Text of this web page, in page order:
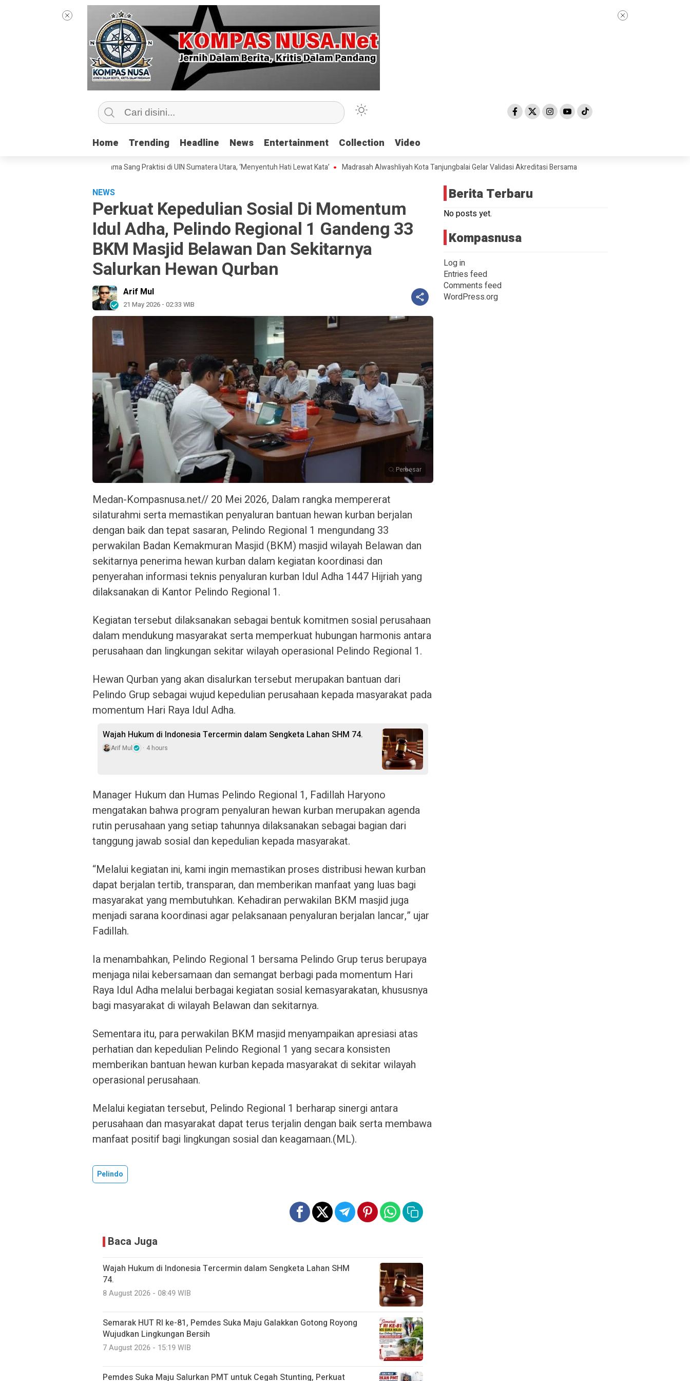
Home Trending Headline News Entertainment Collection Video
Home Trending Headline News Entertainment Collection Video
Kelas Jurnalisme Bersama Sang Praktisi di UIN Sumatera Utara, ‘Menyentuh Hati Lewat Kata’ Madrasah Alwashliyah Kota Tanjungbalai Gelar Validasi Akreditasi Bersama Tim Asesor BAN-PDM Tahun 2026
NEWS
Perkuat Kepedulian Sosial Di Momentum
Idul Adha, Pelindo Regional 1 Gandeng 33
BKM Masjid Belawan Dan Sekitarnya
Salurkan Hewan Qurban
Arif Mul
21 May 2026 - 02:33 WIB
Perbesar
Medan-Kompasnusa.net// 20 Mei 2026, Dalam rangka mempererat
silaturahmi serta memastikan penyaluran bantuan hewan kurban berjalan
dengan baik dan tepat sasaran, Pelindo Regional 1 mengundang 33
perwakilan Badan Kemakmuran Masjid (BKM) masjid wilayah Belawan dan
sekitarnya penerima hewan kurban dalam kegiatan koordinasi dan
penyerahan informasi teknis penyaluran kurban Idul Adha 1447 Hijriah yang
dilaksanakan di Kantor Pelindo Regional 1.
Kegiatan tersebut dilaksanakan sebagai bentuk komitmen sosial perusahaan
dalam mendukung masyarakat serta memperkuat hubungan harmonis antara
perusahaan dan lingkungan sekitar wilayah operasional Pelindo Regional 1.
Hewan Qurban yang akan disalurkan tersebut merupakan bantuan dari
Pelindo Grup sebagai wujud kepedulian perusahaan kepada masyarakat pada
momentum Hari Raya Idul Adha.
Wajah Hukum di Indonesia Tercermin dalam Sengketa Lahan SHM 74.
Arif Mul 4 hours
Manager Hukum dan Humas Pelindo Regional 1, Fadillah Haryono
mengatakan bahwa program penyaluran hewan kurban merupakan agenda
rutin perusahaan yang setiap tahunnya dilaksanakan sebagai bagian dari
tanggung jawab sosial dan kepedulian kepada masyarakat.
“Melalui kegiatan ini, kami ingin memastikan proses distribusi hewan kurban
dapat berjalan tertib, transparan, dan memberikan manfaat yang luas bagi
masyarakat yang membutuhkan. Kehadiran perwakilan BKM masjid juga
menjadi sarana koordinasi agar pelaksanaan penyaluran berjalan lancar,” ujar
Fadillah.
Ia menambahkan, Pelindo Regional 1 bersama Pelindo Grup terus berupaya
menjaga nilai kebersamaan dan semangat berbagi pada momentum Hari
Raya Idul Adha melalui berbagai kegiatan sosial kemasyarakatan, khususnya
bagi masyarakat di wilayah Belawan dan sekitarnya.
Sementara itu, para perwakilan BKM masjid menyampaikan apresiasi atas
perhatian dan kepedulian Pelindo Regional 1 yang secara konsisten
memberikan bantuan hewan kurban kepada masyarakat di sekitar wilayah
operasional perusahaan.
Melalui kegiatan tersebut, Pelindo Regional 1 berharap sinergi antara
perusahaan dan masyarakat dapat terus terjalin dengan baik serta membawa
manfaat positif bagi lingkungan sosial dan keagamaan.(ML).
Pelindo
Baca Juga
Wajah Hukum di Indonesia Tercermin dalam Sengketa Lahan SHM
74.
8 August 2026 - 08:49 WIB
Semarak HUT RI ke-81, Pemdes Suka Maju Galakkan Gotong Royong
Wujudkan Lingkungan Bersih
7 August 2026 - 15:19 WIB
Pemdes Suka Maju Salurkan PMT untuk Cegah Stunting, Perkuat
Berita Terbaru
No posts yet.
Kompasnusa
Log in
Entries feed
Comments feed
WordPress.org